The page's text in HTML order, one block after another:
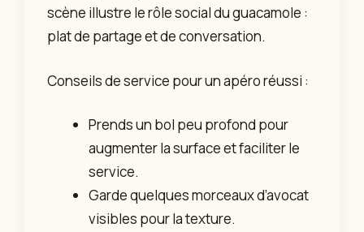
scène illustre le rôle social du guacamole :
plat de partage et de conversation.
Conseils de service pour un apéro réussi :
Prends un bol peu profond pour
augmenter la surface et faciliter le
service.
Garde quelques morceaux d’avocat
visibles pour la texture.